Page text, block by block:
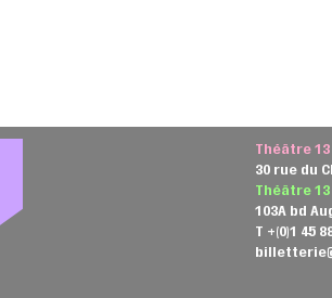
Théâtre
30 rue du
Théâtre
103A bd
T +(0)1 45